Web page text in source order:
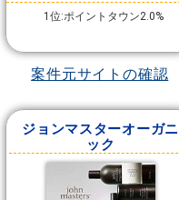
1位:ポイントタウン2.0%
案件元サイトの確認
ジョンマスターオーガニ
ック